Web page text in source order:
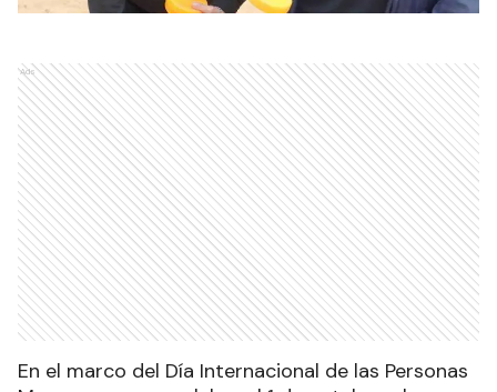
Ads
En el marco del Día Internacional de las Personas